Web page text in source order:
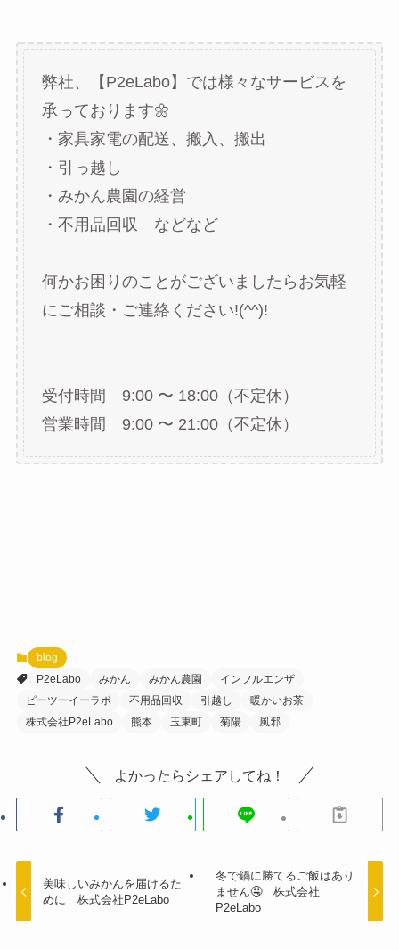
弊社、【P2eLabo】では様々なサービスを
承っております🌼
・家具家電の配送、搬入、搬出
・引っ越し
・みかん農園の経営
・不用品回収 などなど
何かお困りのことがございましたらお気軽
にご相談・ご連絡ください!(^^)!
受付時間 9:00 〜 18:00（不定休）
営業時間 9:00 〜 21:00（不定休）
blog
P2eLabo
みかん みかん農園
インフルエンザ
ピーツーイーラボ
不用品回収 引越し
暖かいお茶
株式会社P2eLabo
熊本 玉東町 菊陽 風邪
よかったらシェアしてね！
美味しいみかんを届けるた
めに 株式会社P2eLabo
冬で鍋に勝てるご飯はあり
ません🤤 株式会社
P2eLabo